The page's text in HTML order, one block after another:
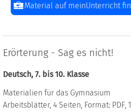
Material auf meinUnterricht
Erörterung - Sag es nicht!
Deutsch, 7. bis 10. Klasse
Materialien für das Gymnasium
Arbeitsblätter, 4 Seiten, Format: PDF,